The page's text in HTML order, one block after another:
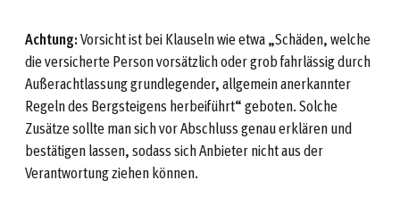
Achtung:Vorsicht ist bei Klauseln wie etwa „Schäden, welche
die versicherte Person vorsätzlich oder grob fahrlässig durch
Außerachtlassung grundlegender, allgemein anerkannter
Regeln des Bergsteigens herbeiführt“ geboten. Solche
Zusätze sollte man sich vor Abschluss genau erklären und
bestätigen lassen, sodass sich Anbieter nicht aus der
Verantwortung ziehen können.